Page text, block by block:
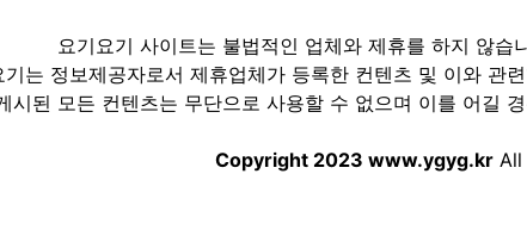
요기요기 사이트는 불법적인 업체와 제휴를 하지 않습
기는 정보제공자로서 제휴업체가 등록한 컨텐츠 및 이와 관
시된 모든 컨텐츠는 무단으로 사용할 수 없으며 이를 어길
Copyright 2023 www.ygyg.kr